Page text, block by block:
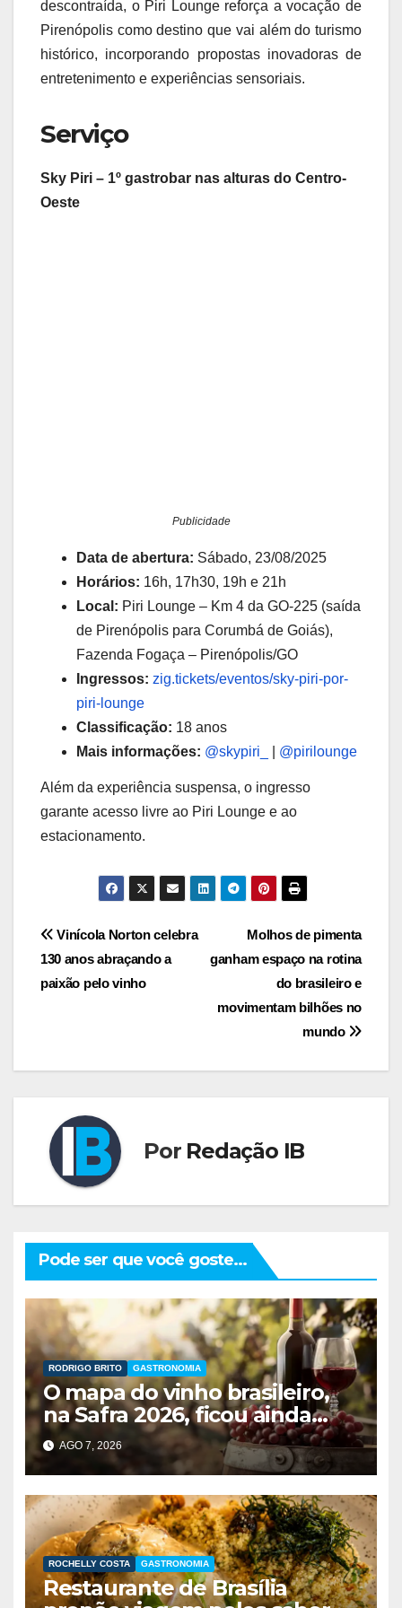
descontraída, o Piri Lounge reforça a vocação de
Pirenópolis como destino que vai além do turismo
histórico, incorporando propostas inovadoras de
entretenimento e experiências sensoriais.
Serviço
Sky Piri – 1º gastrobar nas alturas do Centro-
Oeste
Publicidade
Data de abertura: Sábado, 23/08/2025
Horários: 16h, 17h30, 19h e 21h
Local: Piri Lounge – Km 4 da GO-225 (saída
de Pirenópolis para Corumbá de Goiás),
Fazenda Fogaça – Pirenópolis/GO
Ingressos: zig.tickets/eventos/sky-piri-por-
piri-lounge
Classificação: 18 anos
Mais informações: @skypiri_ @pirilounge
Além da experiência suspensa, o ingresso
garante acesso livre ao Piri Lounge e ao
estacionamento.
Navegação
de
Molhos de pimenta
ganham espaço na rotina
do brasileiro e
movimentam bilhões no
mundo
Vinícola Norton celebra
130 anos abraçando a
paixão pelo vinho
Por Redação IB
Pode ser que você goste...
GASTRONOMIA
RODRIGO BRITO
O mapa do vinho brasileiro,
na Safra 2026, ficou ainda
maior
AGO 7, 2026
ROCHELLY COSTA GASTRONOMIA
Restaurante de Brasília